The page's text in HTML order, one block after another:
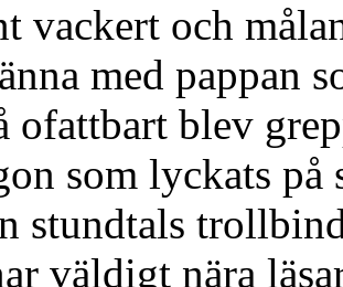
vackert och
med pappan
ofattbart blev
som lyckats
stundtals
väldigt nära